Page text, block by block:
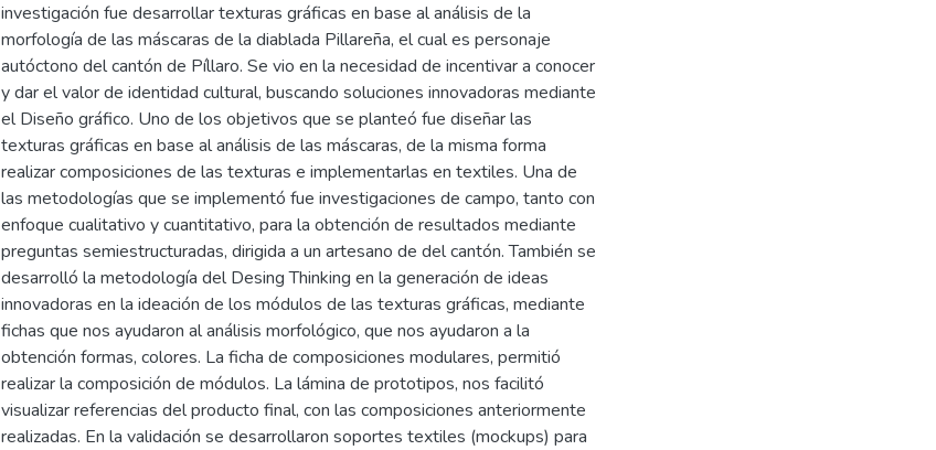
investigación fue desarrollar texturas gráficas en base al análisis de la
morfología de las máscaras de la diablada Pillareña, el cual es personaje
autóctono del cantón de Píllaro. Se vio en la necesidad de incentivar a conocer
y dar el valor de identidad cultural, buscando soluciones innovadoras mediante
el Diseño gráfico. Uno de los objetivos que se planteó fue diseñar las
texturas gráficas en base al análisis de las máscaras, de la misma forma
realizar composiciones de las texturas e implementarlas en textiles. Una de
las metodologías que se implementó fue investigaciones de campo, tanto con
enfoque cualitativo y cuantitativo, para la obtención de resultados mediante
preguntas semiestructuradas, dirigida a un artesano de del cantón. También se
desarrolló la metodología del Desing Thinking en la generación de ideas
innovadoras en la ideación de los módulos de las texturas gráficas, mediante
fichas que nos ayudaron al análisis morfológico, que nos ayudaron a la
obtención formas, colores. La ficha de composiciones modulares, permitió
realizar la composición de módulos. La lámina de prototipos, nos facilitó
visualizar referencias del producto final, con las composiciones anteriormente
realizadas. En la validación se desarrollaron soportes textiles (mockups) para